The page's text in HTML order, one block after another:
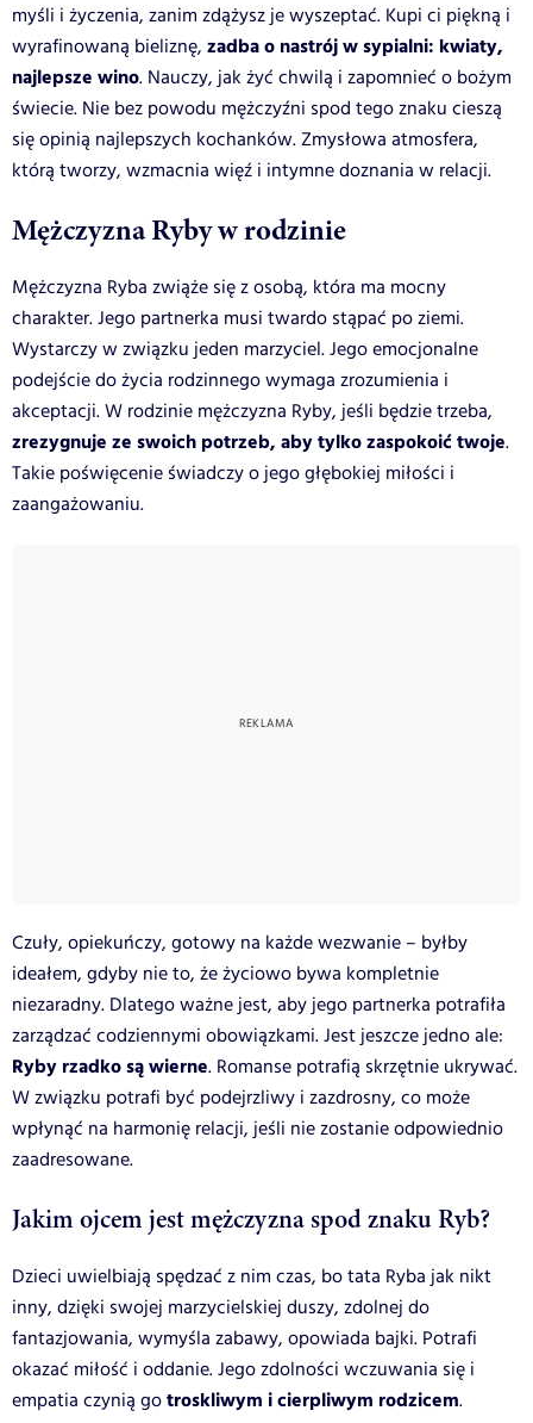
myśli i życzenia, zanim zdążysz je wyszeptać. Kupi ci piękną i
wyrafinowaną bieliznę, zadba o nastrój w sypialni: kwiaty,
najlepsze wino. Nauczy, jak żyć chwilą i zapomnieć o bożym
świecie. Nie bez powodu mężczyźni spod tego znaku cieszą
się opinią najlepszych kochanków. Zmysłowa atmosfera,
którą tworzy, wzmacnia więź i intymne doznania w relacji.
Mężczyzna Ryby w rodzinie
Mężczyzna Ryba zwiąże się z osobą, która ma mocny
charakter. Jego partnerka musi twardo stąpać po ziemi.
Wystarczy w związku jeden marzyciel. Jego emocjonalne
podejście do życia rodzinnego wymaga zrozumienia i
akceptacji. W rodzinie mężczyzna Ryby, jeśli będzie trzeba,
zrezygnuje ze swoich potrzeb, aby tylko zaspokoić twoje.
Takie poświęcenie świadczy o jego głębokiej miłości i
zaangażowaniu.
Czuły, opiekuńczy, gotowy na każde wezwanie – byłby
ideałem, gdyby nie to, że życiowo bywa kompletnie
niezaradny. Dlatego ważne jest, aby jego partnerka potrafiła
zarządzać codziennymi obowiązkami. Jest jeszcze jedno ale:
Ryby rzadko są wierne. Romanse potrafią skrzętnie ukrywać.
W związku potrafi być podejrzliwy i zazdrosny, co może
wpłynąć na harmonię relacji, jeśli nie zostanie odpowiednio
zaadresowane.
Jakim ojcem jest mężczyzna spod znaku Ryb?
Dzieci uwielbiają spędzać z nim czas, bo tata Ryba jak nikt
inny, dzięki swojej marzycielskiej duszy, zdolnej do
fantazjowania, wymyśla zabawy, opowiada bajki. Potrafi
okazać miłość i oddanie. Jego zdolności wczuwania się i
empatia czynią gotroskliwym i cierpliwym rodzicem.